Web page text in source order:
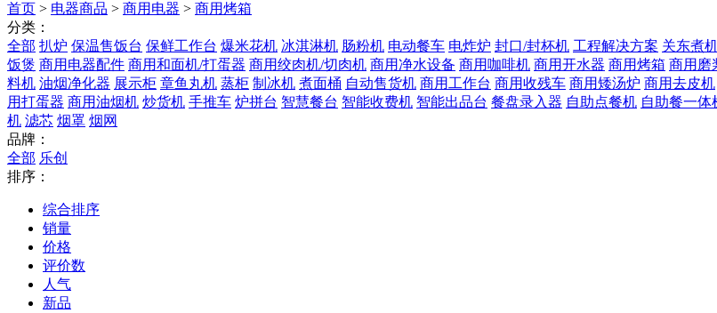
首页 > 电器商品 > 商用电器 > 商用烤箱
分类：
全部 扒炉 保温售饭台 保鲜工作台 爆米花机 冰淇淋机 肠粉机 电动餐车 电炸炉 封口/封杯机 工程解决方案 关东煮
饭煲 商用电器配件 商用和面机/打蛋器 商用绞肉机/切肉机 商用净水设备 商用咖啡机 商用开水器 商用烤箱 商用磨
料机 油烟净化器 展示柜 章鱼丸机 蒸柜 制冰机 煮面桶 自动售货机 商用工作台 商用收残车 商用矮汤炉 商用去皮机
用打蛋器 商用油烟机 炒货机 手推车 炉拼台 智慧餐台 智能收费机 智能出品台 餐盘录入器 自助点餐机 自助餐一体
机 滤芯 烟罩 烟网
品牌：
全部 乐创
排序：
综合排序
销量
价格
评价数
人气
新品